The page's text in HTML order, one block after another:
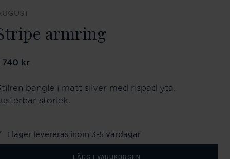
armring
:1 740 kr
740 kr
bangle i matt silver med rispad yta.
storlek.
I lager levereras inom 3-5 vardagar
LÄGG I VARUKORGEN